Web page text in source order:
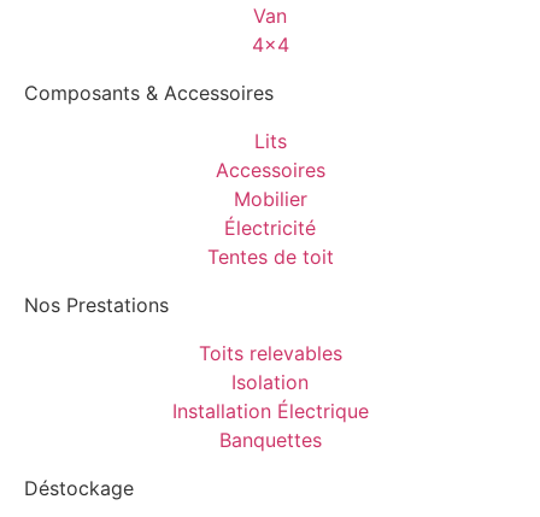
Van
4x4
Composants & Accessoires
Lits
Accessoires
Mobilier
Électricité
Tentes de toit
Nos Prestations
Toits relevables
Isolation
Installation Électrique
Banquettes
Déstockage